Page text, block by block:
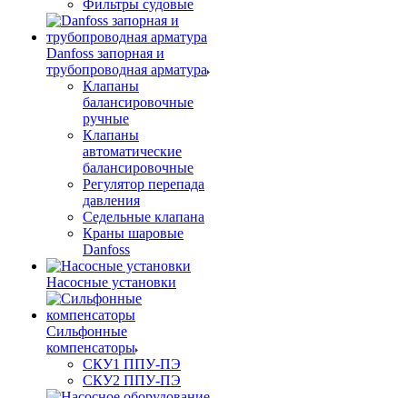
Фильтры судовые
Danfoss запорная и
трубопроводная арматура
Клапаны
балансировочные
ручные
Клапаны
автоматические
балансировочные
Регулятор перепада
давления
Седельные клапана
Краны шаровые
Danfoss
Насосные установки
Сильфонные
компенсаторы
СКУ1 ППУ-ПЭ
СКУ2 ППУ-ПЭ